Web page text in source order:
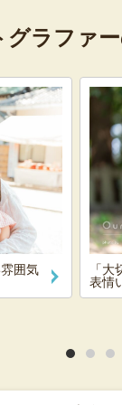
グラファ
囲気
「
表情